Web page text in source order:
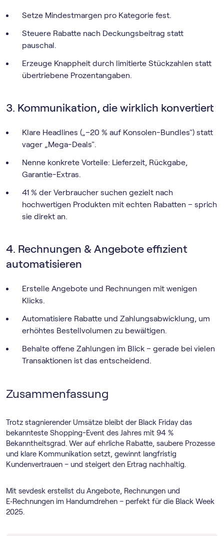
Setze Mindestmargen pro Kategorie fest.
Steuere Rabatte nach Deckungsbeitrag statt
pauschal.
Erzeuge Knappheit durch limitierte Stückzahlen statt
übertriebene Prozentangaben.
3. Kommunikation, die wirklich konvertiert
Klare Headlines („–20 % auf Konsolen-Bundles") statt
vager „Mega-Deals".
Nenne konkrete Vorteile: Lieferzeit, Rückgabe,
Garantie-Extras.
41 % der Verbraucher suchen gezielt nach
hochwertigen Produkten mit echten Rabatten – sprich
sie direkt an.
4. Rechnungen & Angebote effizient
automatisieren
Erstelle Angebote und Rechnungen mit wenigen
Klicks.
Automatisiere Rabatte und Zahlungsabwicklung, um
erhöhtes Bestellvolumen zu bewältigen.
Behalte offene Zahlungen im Blick – gerade bei vielen
Transaktionen ist das entscheidend.
Zusammenfassung
Trotz stagnierender Umsätze bleibt der Black Friday das
bekannteste Shopping-Event des Jahres mit 94 %
Bekanntheitsgrad. Wer auf ehrliche Rabatte, saubere Prozesse
und klare Kommunikation setzt, gewinnt langfristig
Kundenvertrauen – und steigert den Ertrag nachhaltig.
Mit sevdesk erstellst du Angebote, Rechnungen und
E‑Rechnungen im Handumdrehen – perfekt für die Black Week
2025.